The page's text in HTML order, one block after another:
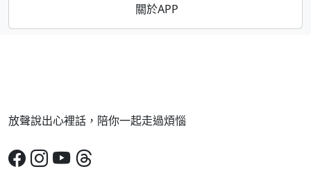
關於APP
放聲說出心裡話，陪你一起走過煩惱